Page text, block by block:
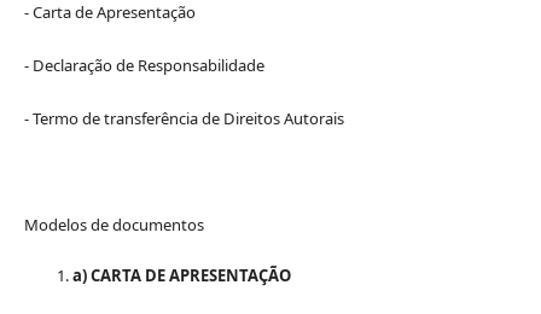
- Carta de Apresentação
- Declaração de Responsabilidade
- Termo de transferência de Direitos Autorais
Modelos de documentos
a) CARTA DE APRESENTAÇÃO